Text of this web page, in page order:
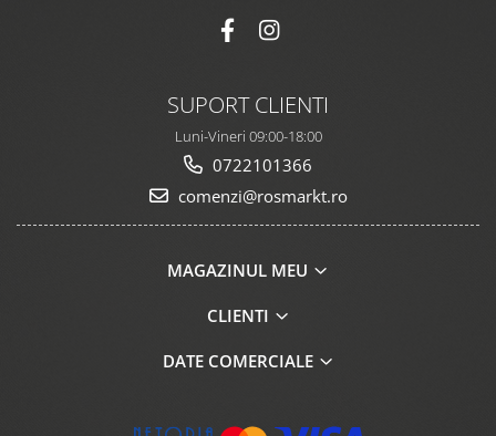
SUPORT CLIENTI
Luni-Vineri 09:00-18:00
0722101366
comenzi@rosmarkt.ro
MAGAZINUL MEU
CLIENTI
DATE COMERCIALE